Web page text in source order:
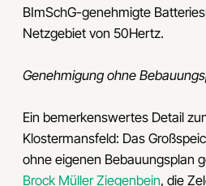
BImSchG-genehmigte
Netzgebiet von 50Hertz.
Genehmigung ohne
Ein bemerkenswertes Detail
Klostermansfeld: Das
ohne eigenen Bebauungsplan
Brock Müller Ziegenbein, die